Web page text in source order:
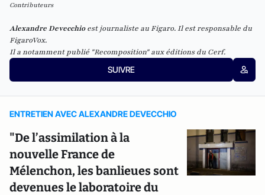
Contributeurs
Alexandre Devecchioest journaliste au Figaro. Il est responsable du
FigaroVox.
Il a notamment publié "Recomposition" aux éditions du Cerf.
SUIVRE
ENTRETIEN AVEC ALEXANDRE DEVECCHIO
"De l’assimilation à la
nouvelle France de
Mélenchon, les banlieues sont
devenues le laboratoire du